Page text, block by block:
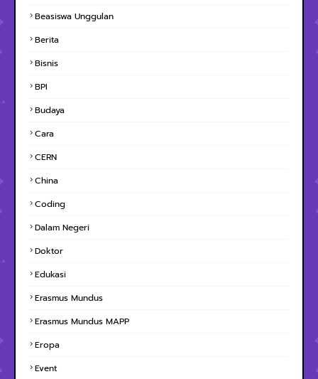
Beasiswa Unggulan
Berita
Bisnis
BPI
Budaya
Cara
CERN
China
Coding
Dalam Negeri
Doktor
Edukasi
Erasmus Mundus
Erasmus Mundus MAPP
Eropa
Event